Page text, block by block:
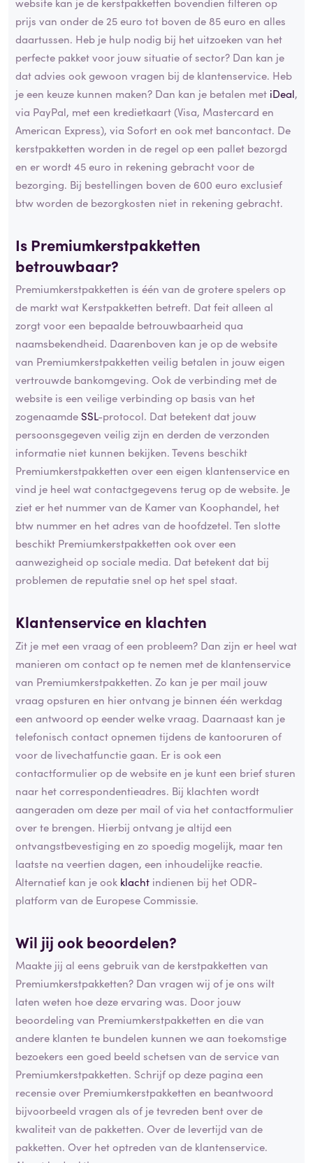
prijs van onder de 25 euro tot boven de 85 euro en alles
daartussen. Heb je hulp nodig bij het uitzoeken van het
perfecte pakket voor jouw situatie of sector? Dan kan je
dat advies ook gewoon vragen bij de klantenservice. Heb
je een keuze kunnen maken? Dan kan je betalen met iDeal,
via PayPal, met een kredietkaart (Visa, Mastercard en
American Express), via Sofort en ook met bancontact. De
kerstpakketten worden in de regel op een pallet bezorgd
en er wordt 45 euro in rekening gebracht voor de
bezorging. Bij bestellingen boven de 600 euro exclusief
btw worden de bezorgkosten niet in rekening gebracht.
Is Premiumkerstpakketten
betrouwbaar?
Premiumkerstpakketten is één van de grotere spelers op
de markt wat Kerstpakketten betreft. Dat feit alleen al
zorgt voor een bepaalde betrouwbaarheid qua
naamsbekendheid. Daarenboven kan je op de website
van Premiumkerstpakketten veilig betalen in jouw eigen
vertrouwde bankomgeving. Ook de verbinding met de
website is een veilige verbinding op basis van het
zogenaamdeSSL-protocol. Dat betekent dat jouw
persoonsgegeven veilig zijn en derden de verzonden
informatie niet kunnen bekijken. Tevens beschikt
Premiumkerstpakketten over een eigen klantenservice en
vind je heel wat contactgegevens terug op de website. Je
ziet er het nummer van de Kamer van Koophandel, het
btw nummer en het adres van de hoofdzetel. Ten slotte
beschikt Premiumkerstpakketten ook over een
aanwezigheid op sociale media. Dat betekent dat bij
problemen de reputatie snel op het spel staat.
Klantenservice en klachten
Zit je met een vraag of een probleem? Dan zijn er heel wat
manieren om contact op te nemen met de klantenservice
van Premiumkerstpakketten. Zo kan je per mail jouw
vraag opsturen en hier ontvang je binnen één werkdag
een antwoord op eender welke vraag. Daarnaast kan je
telefonisch contact opnemen tijdens de kantooruren of
voor de livechatfunctie gaan. Er is ook een
contactformulier op de website en je kunt een brief sturen
naar het correspondentieadres. Bij klachten wordt
aangeraden om deze per mail of via het contactformulier
over te brengen. Hierbij ontvang je altijd een
ontvangstbevestiging en zo spoedig mogelijk, maar ten
laatste na veertien dagen, een inhoudelijke reactie.
Alternatief kan je ook klacht indienen bij het ODR-
platform van de Europese Commissie.
Wil jij ook beoordelen?
Maakte jij al eens gebruik van de kerstpakketten van
Premiumkerstpakketten? Dan vragen wij of je ons wilt
laten weten hoe deze ervaring was. Door jouw
beoordeling van Premiumkerstpakketten en die van
andere klanten te bundelen kunnen we aan toekomstige
bezoekers een goed beeld schetsen van de service van
Premiumkerstpakketten. Schrijf op deze pagina een
recensie over Premiumkerstpakketten en beantwoord
bijvoorbeeld vragen als of je tevreden bent over de
kwaliteit van de pakketten. Over de levertijd van de
pakketten. Over het optreden van de klantenservice.